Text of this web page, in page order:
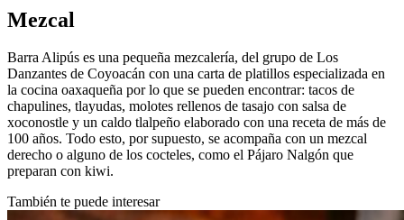
Mezcal
Barra Alipús es una pequeña mezcalería, del grupo de Los
Danzantes de Coyoacán con una carta de platillos especializada en
la cocina oaxaqueña por lo que se pueden encontrar: tacos de
chapulines, tlayudas, molotes rellenos de tasajo con salsa de
xoconostle y un caldo tlalpeño elaborado con una receta de más de
100 años. Todo esto, por supuesto, se acompaña con un mezcal
derecho o alguno de los cocteles, como el Pájaro Nalgón que
preparan con kiwi.
También te puede interesar